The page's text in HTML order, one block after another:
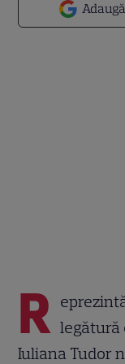
R legătură
Iuliana Tudor